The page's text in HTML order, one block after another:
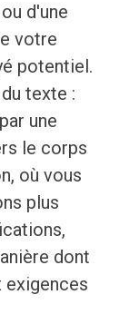
d'une
votre
potentiel.
texte :
une
le corps
où vous
plus
dont
exigences